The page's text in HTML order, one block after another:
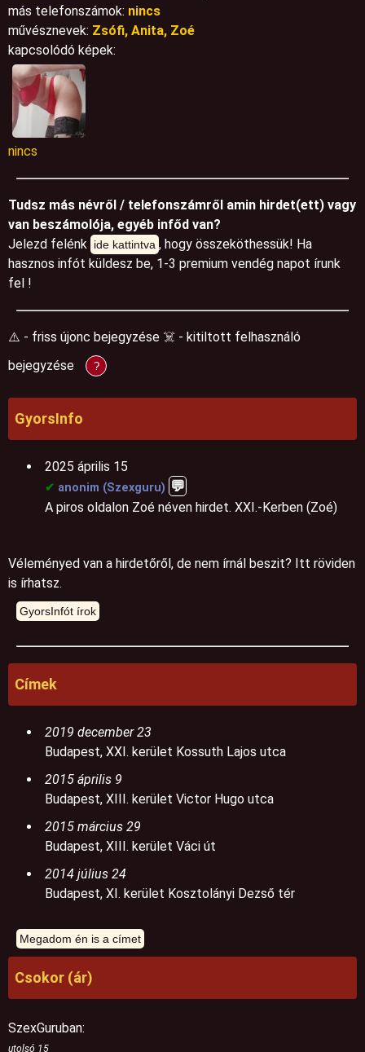
más telefonszámok: nincs
művésznevek: Zsófi, Anita, Zoé
kapcsolódó képek:
nincs
Tudsz más névről / telefonszámről amin hirdet(ett) vagy
van beszámolója, egyéb infőd van?
Jelezd felénk ide kattintva , hogy összeköthessük! Ha
hasznos infót küldesz be, 1-3 premium vendég napot írunk
fel !
⚠️ - friss újonc bejegyzése ☠️ - kitiltott felhasználó
bejegyzése
?
GyorsInfo
2025 április 15
✔ anonim (Szexguru) 💬️
A piros oldalon Zoé néven hirdet. XXI.-Kerben (Zoé)
Véleményed van a hirdetőről, de nem írnál beszit? Itt röviden
is írhatsz.
Címek
2019 december 23
Budapest, XXI. kerület Kossuth Lajos utca
2015 április 9
Budapest, XIII. kerület Victor Hugo utca
2015 március 29
Budapest, XIII. kerület Váci út
2014 július 24
Budapest, XI. kerület Kosztolányi Dezső tér
Csokor (ár)
SzexGuruban:
utolsó 15